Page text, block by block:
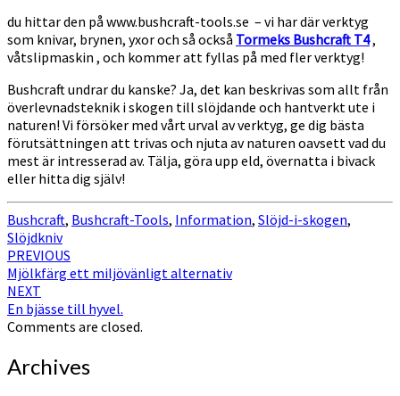
du hittar den på www.bushcraft-tools.se – vi har där verktyg
som knivar, brynen, yxor och så också Tormeks Bushcraft T4,
våtslipmaskin , och kommer att fyllas på med fler verktyg!
Bushcraft undrar du kanske? Ja, det kan beskrivas som allt från
överlevnadsteknik i skogen till slöjdande och hantverkt ute i
naturen! Vi försöker med vårt urval av verktyg, ge dig bästa
förutsättningen att trivas och njuta av naturen oavsett vad du
mest är intresserad av. Tälja, göra upp eld, övernatta i bivack
eller hitta dig själv!
Bushcraft, Bushcraft-Tools, Information, Slöjd-i-skogen,
Slöjdkniv
Post
navigation
PREVIOUS
Mjölkfärg ett miljövänligt alternativ
NEXT
En bjässe till hyvel.
Comments are closed.
Archives